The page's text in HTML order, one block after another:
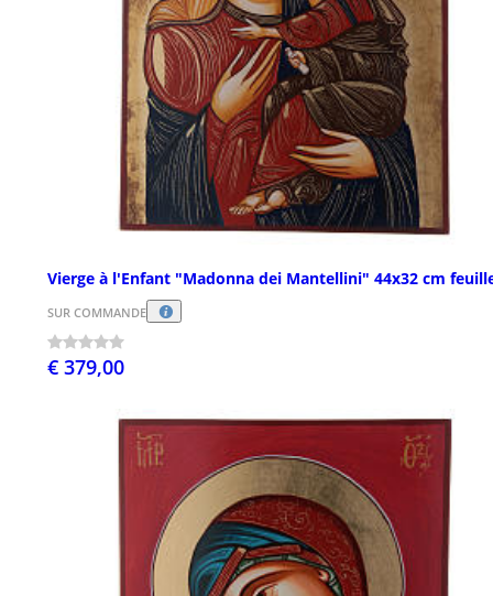
Vierge à l'Enfant "Madonna dei Mantellini" 44x32 cm
SUR COMMANDE
€ 379,00